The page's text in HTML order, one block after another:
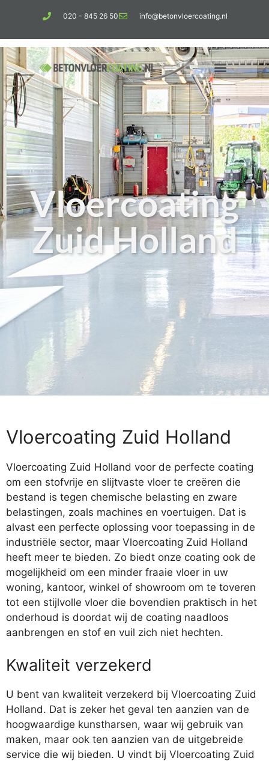
020 - 845 26 50 info@betonvloercoating.nl
Vloercoating
Zuid Holland
Vloercoating Zuid Holland
Vloercoating Zuid Holland voor de perfecte coating
om een stofvrije en slijtvaste vloer te creëren die
bestand is tegen chemische belasting en zware
belastingen, zoals machines en voertuigen. Dat is
alvast een perfecte oplossing voor toepassing in de
industriële sector, maar Vloercoating Zuid Holland
heeft meer te bieden. Zo biedt onze coating ook de
mogelijkheid om een minder fraaie vloer in uw
woning, kantoor, winkel of showroom om te toveren
tot een stijlvolle vloer die bovendien praktisch in het
onderhoud is doordat wij de coating naadloos
aanbrengen en stof en vuil zich niet hechten.
Kwaliteit verzekerd
U bent van kwaliteit verzekerd bij Vloercoating Zuid
Holland. Dat is zeker het geval ten aanzien van de
hoogwaardige kunstharsen, waar wij gebruik van
maken, maar ook ten aanzien van de uitgebreide
service die wij bieden. U vindt bij Vloercoating Zuid